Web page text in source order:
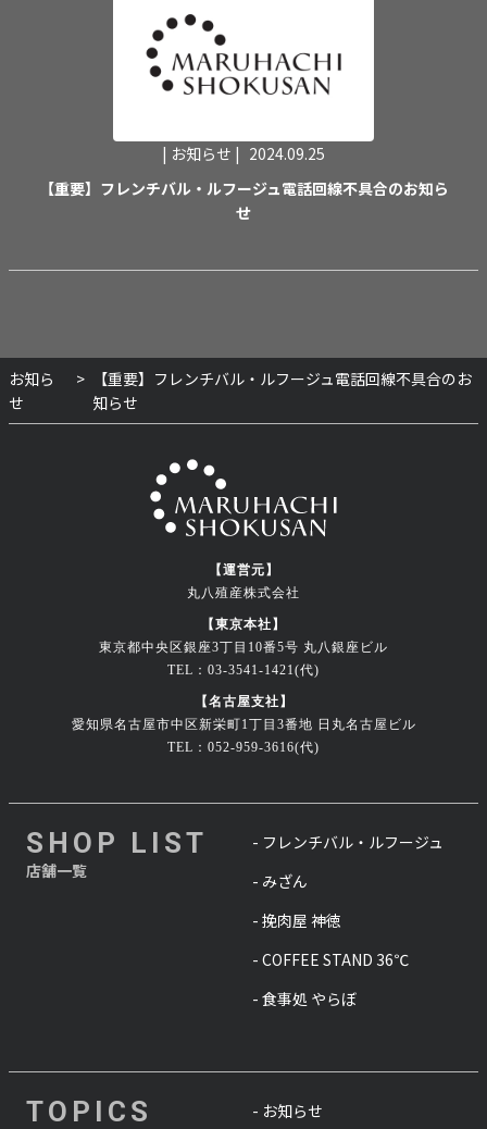
| お知らせ | 2024.09.25
【重要】フレンチバル・ルフージュ電話回線不具合のお知ら
せ
お知ら
せ
【重要】フレンチバル・ルフージュ電話回線不具合のお
知らせ
【運営元】
丸八殖産株式会社
【東京本社】
東京都中央区銀座3丁目10番5号 丸八銀座ビル
TEL：03-3541-1421(代)
【名古屋支社】
愛知県名古屋市中区新栄町1丁目3番地 日丸名古屋ビル
TEL：052-959-3616(代)
SHOP LIST
店舗一覧
- フレンチバル・ルフージュ
- みざん
- 挽肉屋 神徳
- COFFEE STAND 36℃
- 食事処 やらぼ
TOPICS - お知らせ